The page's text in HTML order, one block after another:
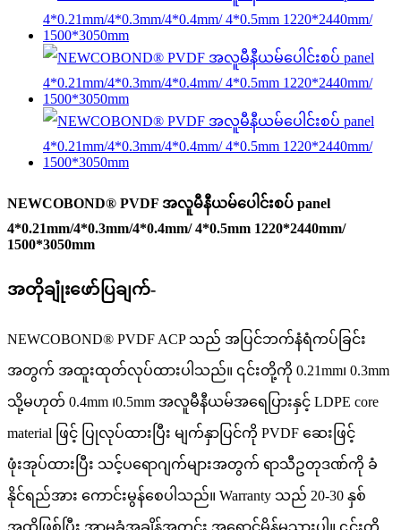
NEWCOBOND® PVDF အလူမီနီယမ်ပေါင်းစပ် panel
4*0.21mm/4*0.3mm/4*0.4mm/ 4*0.5mm 1220*2440mm/
1500*3050mm
အတိုချုံးဖော်ပြချက်-
NEWCOBOND® PVDF ACP သည် အပြင်ဘက်နံရံကပ်ခြင်း
အတွက် အထူးထုတ်လုပ်ထားပါသည်။ ၎င်းတို့ကို 0.21mm၊ 0.3mm
သို့မဟုတ် 0.4mm ၊0.5mm အလူမီနီယမ်အရေပြားနှင့် LDPE core
material ဖြင့် ပြုလုပ်ထားပြီး မျက်နှာပြင်ကို PVDF ဆေးဖြင့်
ဖုံးအုပ်ထားပြီး သင့်ပရောဂျက်များအတွက် ရာသီဥတုဒဏ်ကို ခံ
နိုင်ရည်အား ကောင်းမွန်စေပါသည်။ Warranty သည် 20-30 နှစ်